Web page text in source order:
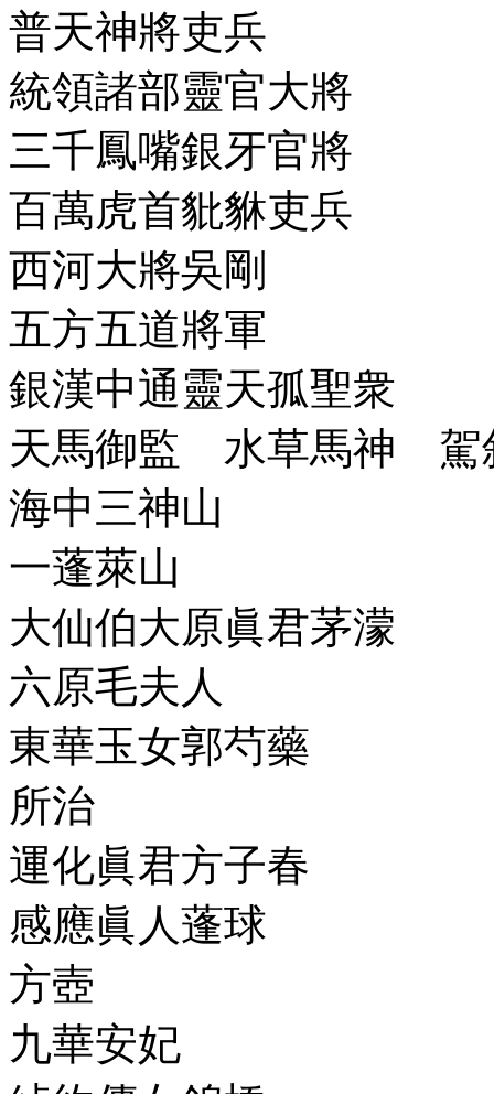
普天神將吏兵
統領諸部靈官大將
三千鳳嘴銀牙官將
百萬虎首豼貅吏兵
西河大將吳剛
五方五道將軍
銀漢中通靈天孤聖衆
天馬御監 水草馬神 駕
海中三神山
一蓬萊山
大仙伯大原眞君茅濛
六原毛夫人
東華玉女郭芍藥
所治
運化眞君方子春
感應眞人蓬球
方壺
九華安妃